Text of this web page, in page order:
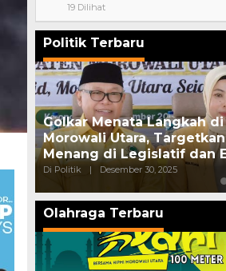
19 Dilihat
Politik Terbaru
Golkar Menata Langkah di
Morowali Utara, Targetkan
Menang di Legislatif dan
Di Politik | Desember 30, 2025
Olahraga Terbaru